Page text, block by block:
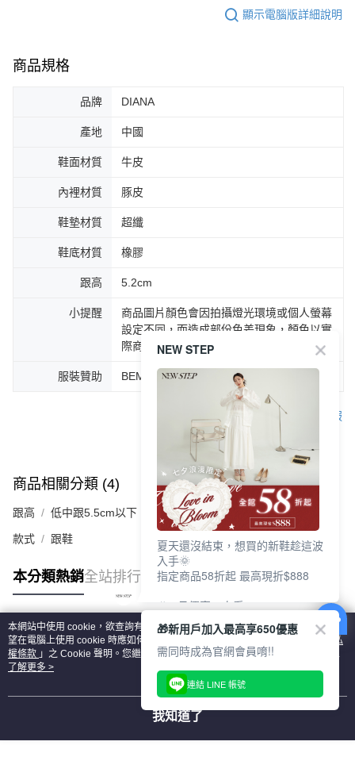
顯示電腦版詳細說明
商品規格
品牌 DIANA
產地 中國
鞋面材質 牛皮
內裡材質 豚皮
鞋墊材質 超纖
鞋底材質 橡膠
跟高 5.2cm
小提醒
商品圖片顏色會因拍攝燈光環境或個人螢幕
設定不同，而造成部份色差現象，顏色以實
際商品為主。
服裝贊助 BEMOOD(bemood.pse.is/DAINA)
客服
商品相關分類 (4) 查看全部
跟高 低中跟5.5cm以下
款式 跟鞋
本分類熱銷全站排行
熱門標籤
本網站中使用 cookie，欲查詢有關本網站使用 cookie 方式之詳情，及若您不希
望在電腦上使用 cookie 時應如何變更電腦的 cookie 設定，請參閱本網站「
隱私
權條款 」之 Cookie 聲明。您繼續使用本網站即表示您同意本公司得按本網站使
用條款之 Cookie 聲明使用 cookie。
了解更多 >
我知道了
NEW STEP
夏天還沒結束，想買的新鞋趁這波
入手🌞
指定商品58折起 最高現折$888
🎉 8月優惠一次看
①LINE購物最高10%回饋
②每周限定品現折200
③指定商品58折起 最高現折$888
上班鞋、休閒鞋、涼鞋一次逛齊
好搭、出遊好走、聚會也漂亮
🎁新用戶加入最高享650優惠
需同時成為官網會員唷!!
連結 LINE 帳號